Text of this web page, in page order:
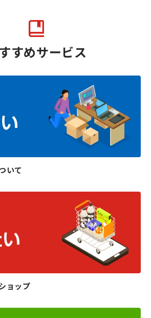
すめサービス
いて
ョップ